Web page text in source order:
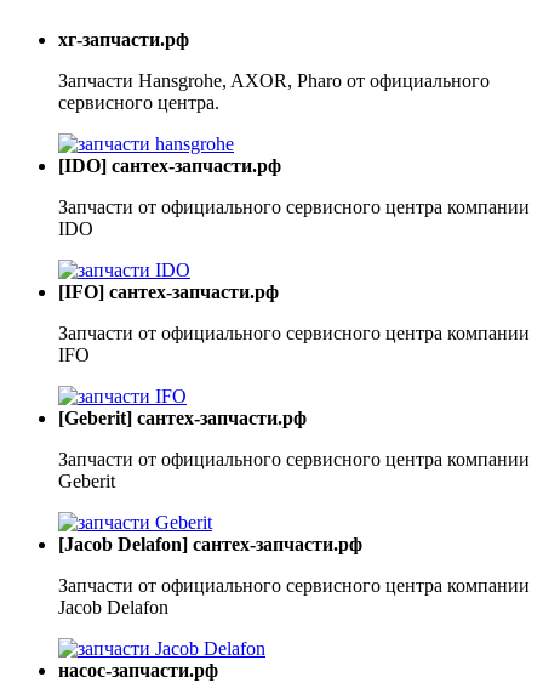
хг-запчасти.рф
Запчасти Hansgrohe, AXOR, Pharo от официального
сервисного центра.
[IDO] сантех-запчасти.рф
Запчасти от официального сервисного центра компании
IDO
[IFO] сантех-запчасти.рф
Запчасти от официального сервисного центра компании
IFO
[Geberit] сантех-запчасти.рф
Запчасти от официального сервисного центра компании
Geberit
[Jacob Delafon] сантех-запчасти.рф
Запчасти от официального сервисного центра компании
Jacob Delafon
насос-запчасти.рф